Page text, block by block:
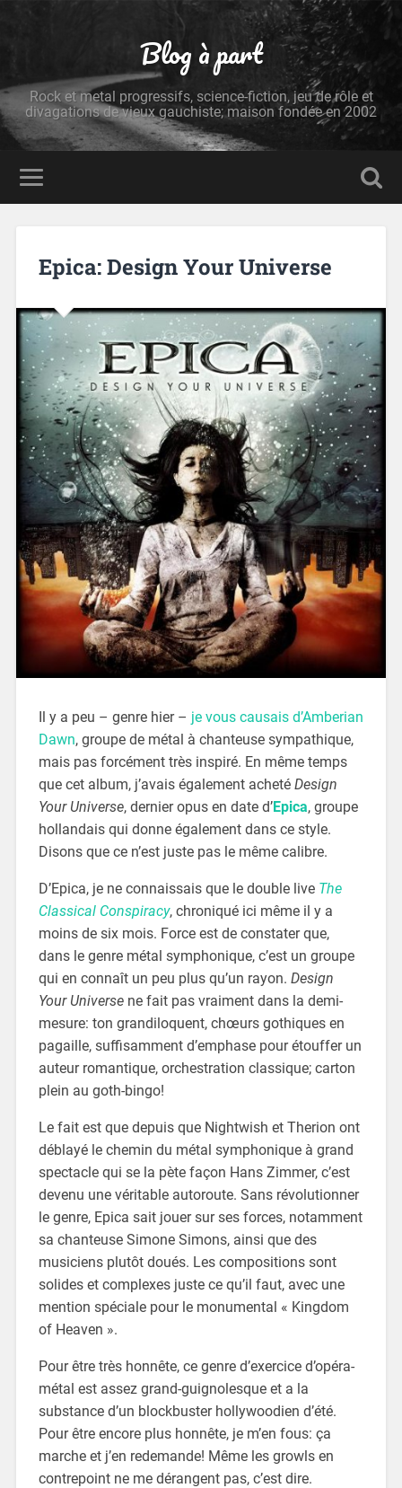
Blog à part
Rock et metal progressifs, science-fiction, jeu de rôle et
divagations de vieux gauchiste; maison fondée en 2002
Epica: Design Your Universe
Il y a peu – genre hier – je vous causais d’Amberian
Dawn, groupe de métal à chanteuse sympathique,
mais pas forcément très inspiré. En même temps
que cet album, j’avais également acheté Design
Your Universe, dernier opus en date d’Epica, groupe
hollandais qui donne également dans ce style.
Disons que ce n’est juste pas le même calibre.
D’Epica, je ne connaissais que le double live The
Classical Conspiracy, chroniqué ici même il y a
moins de six mois. Force est de constater que,
dans le genre métal symphonique, c’est un groupe
qui en connaît un peu plus qu’un rayon. Design
Your Universene fait pas vraiment dans la demi-
mesure: ton grandiloquent, chœurs gothiques en
pagaille, suffisamment d’emphase pour étouffer un
auteur romantique, orchestration classique; carton
plein au goth-bingo!
Le fait est que depuis que Nightwish et Therion ont
déblayé le chemin du métal symphonique à grand
spectacle qui se la pète façon Hans Zimmer, c’est
devenu une véritable autoroute. Sans révolutionner
le genre, Epica sait jouer sur ses forces, notamment
sa chanteuse Simone Simons, ainsi que des
musiciens plutôt doués. Les compositions sont
solides et complexes juste ce qu’il faut, avec une
mention spéciale pour le monumental « Kingdom
of Heaven ».
Pour être très honnête, ce genre d’exercice d’opéra-
métal est assez grand-guignolesque et a la
substance d’un blockbuster hollywoodien d’été.
Pour être encore plus honnête, je m’en fous: ça
marche et j’en redemande! Même les growls en
contrepoint ne me dérangent pas, c’est dire.